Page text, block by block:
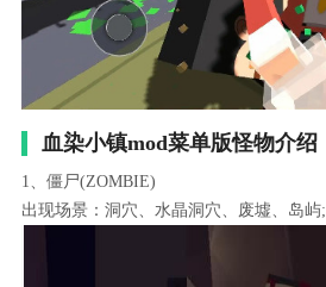
血染小镇mod菜单版怪物介绍
1、僵尸(ZOMBIE)
出现场景：洞穴、水晶洞穴、废墟、岛屿;